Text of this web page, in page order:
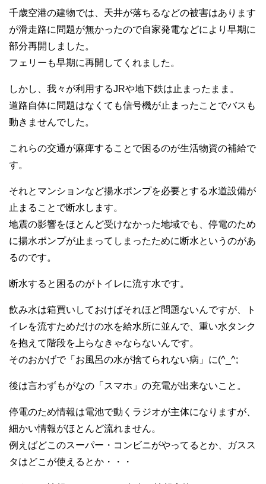
千歳空港の建物では、天井が落ちるなどの被害はあります
が滑走路に問題が無かったので自家発電などにより早期に
部分再開しました。
フェリーも早期に再開してくれました。
しかし、我々が利用するJRや地下鉄は止まったまま。
道路自体に問題はなくても信号機が止まったことでバスも
動きませんでした。
これらの交通が麻痺することで困るのが生活物資の補給で
す。
それとマンションなど揚水ポンプを必要とする水道設備が
止まることで断水します。
地震の影響をほとんど受けなかった地域でも、停電のため
に揚水ポンプが止まってしまったために断水というのがあ
るのです。
断水すると困るのがトイレに流す水です。
飲み水は箱買いしておけばそれほど問題ないんですが、ト
イレを流すためだけの水を給水所に並んで、重い水タンク
を抱えて階段を上らなきゃならないんです。
そのおかげで「お風呂の水が捨てられない病」に(^_^;
後は言わずもがなの「スマホ」の充電が出来ないこと。
停電のため情報は電池で動くラジオが主体になりますが、
細かい情報がほとんど流れません。
例えばどこのスーパー・コンビニがやってるとか、ガスス
タはどこが使えるとか・・・